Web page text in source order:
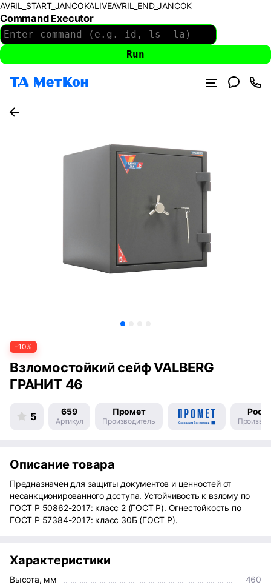
AVRIL_START_JANCOKALIVEAVRIL_END_JANCOK
Command Executor
-10%
Взломостойкий сейф VALBERG
ГРАНИТ 46
5 659
Артикул
Промет
Производитель
Описание товара
Предназначен для защиты документов и ценностей от
несанкционированного доступа. Устойчивость к взлому по
ГОСТ Р 50862-2017: класс 2 (ГОСТ Р). Огнестойкость по
ГОСТ Р 57384-2017: класс 30Б (ГОСТ Р).
Характеристики
Высота, мм
460